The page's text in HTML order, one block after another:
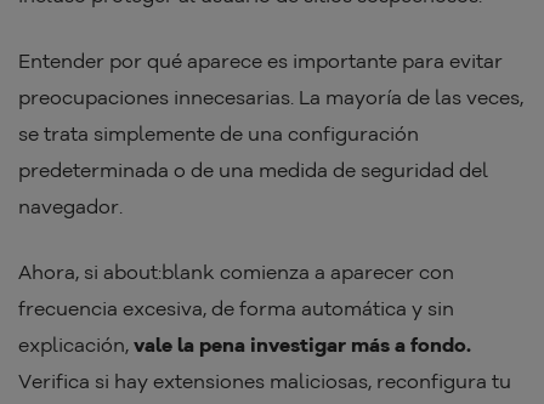
Entender por qué aparece es importante para evitar
preocupaciones innecesarias. La mayoría de las veces,
se trata simplemente de una configuración
predeterminada o de una medida de seguridad del
navegador.
Ahora, si about:blank comienza a aparecer con
frecuencia excesiva, de forma automática y sin
explicación, vale la pena investigar más a fondo.
Verifica si hay extensiones maliciosas, reconfigura tu